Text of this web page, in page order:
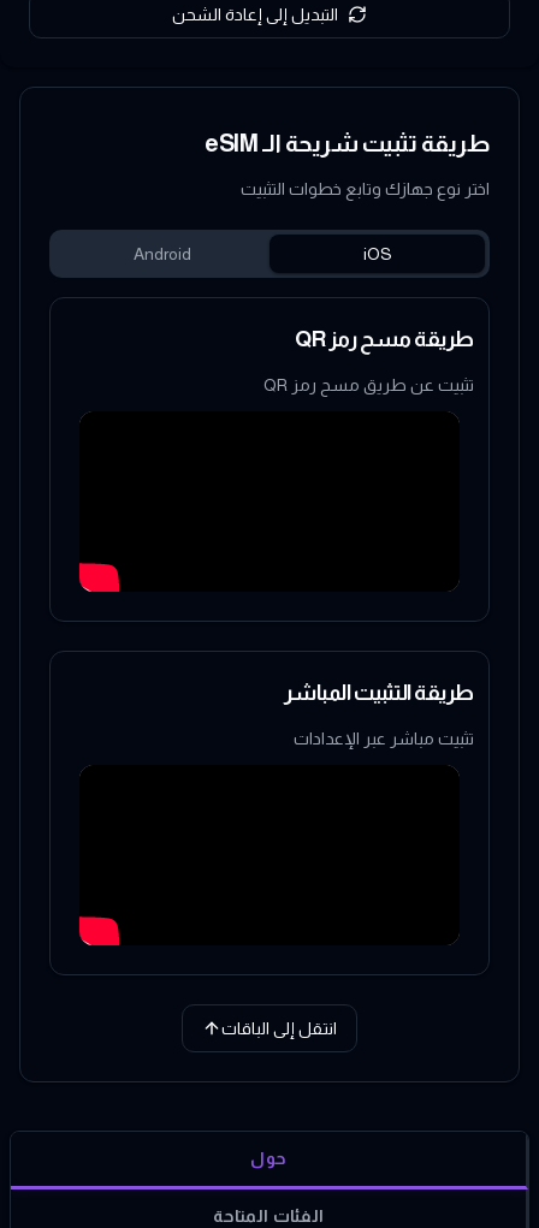
التبديل إلى إعادة الشحن
طريقة تثبيت شريحة الـ eSIM
اختر نوع جهازك وتابع خطوات التثبيت
iOS
Android
طريقة مسح رمز QR
تثبيت عن طريق مسح رمز QR
طريقة التثبيت المباشر
تثبيت مباشر عبر الإعدادات
انتقل إلى الباقات
حول
الفئات المتاحة